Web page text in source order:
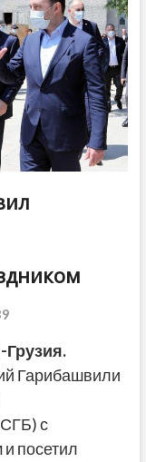
Гарибашвили
с
посетил